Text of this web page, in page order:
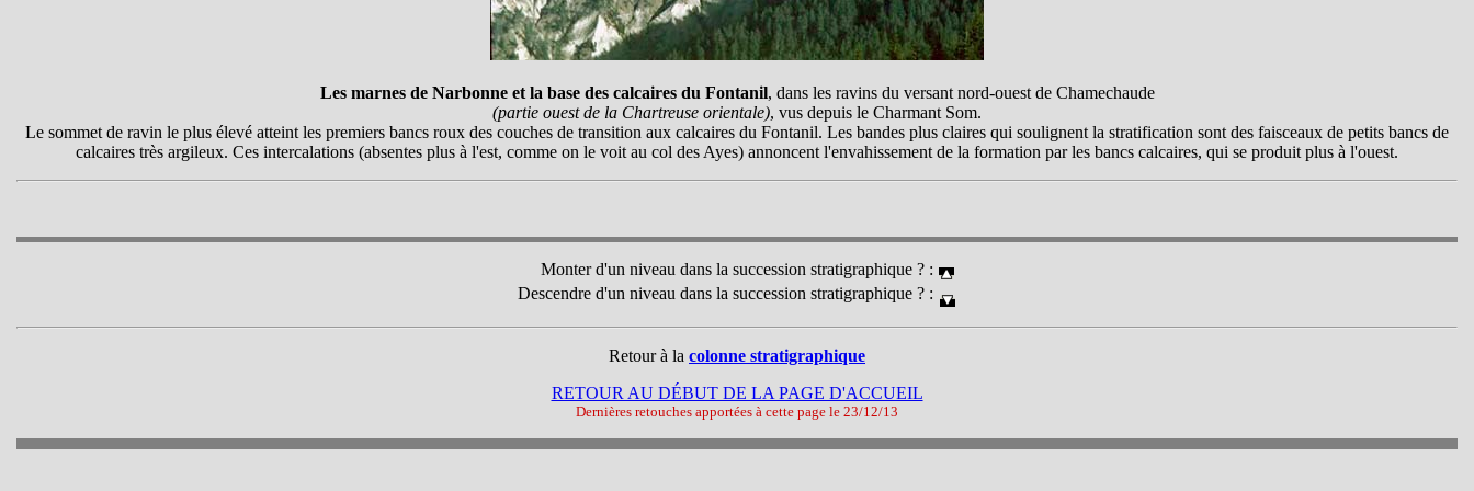
Les marnes de Narbonne et la base des calcaires du Fontanil, dans les ravins du versant nord-ouest de Chamechaude
(partie ouest de la Chartreuse orientale), vus depuis le Charmant Som.
Le sommet de ravin le plus élevé atteint les premiers bancs roux des couches de transition aux calcaires du Fontanil. Les bandes plus claires qui soulignent la stratification sont des faisceaux de petits bancs de
calcaires très argileux. Ces intercalations (absentes plus à l'est, comme on le voit au col des Ayes) annoncent l'envahissement de la formation par les bancs calcaires, qui se produit plus à l'ouest.
Monter d'un niveau dans la succession stratigraphique ? :
Descendre d'un niveau dans la succession stratigraphique ? :
Retour à la colonne stratigraphique
RETOUR AU DÉBUT DE LA PAGE D'ACCUEIL
Dernières retouches apportées à cette page le 23/12/13